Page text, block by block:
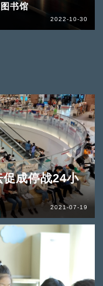
书馆
2022-10-30
成停战24小
2021-07-19